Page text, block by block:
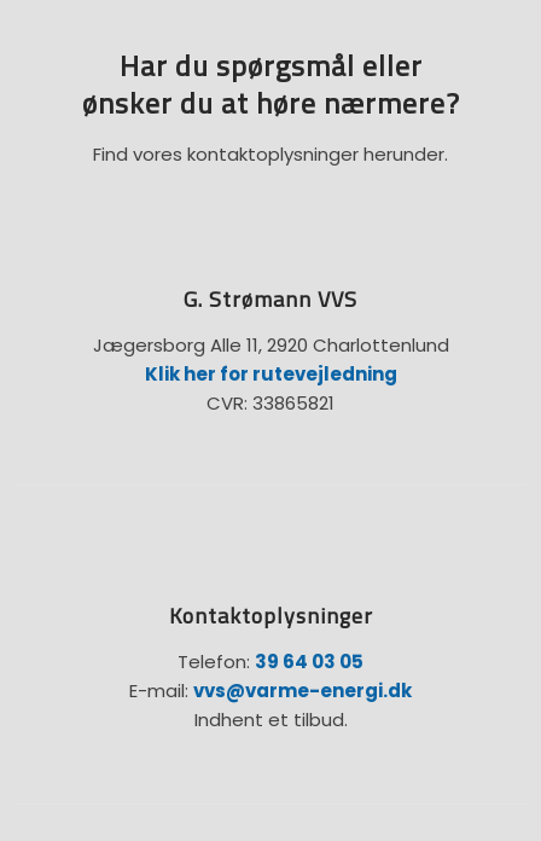
Har du spørgsmål eller
​ønsker du at høre nærmere?
Find vores kontaktoplysninger herunder.
G. Strømann VVS
Jægersborg Alle 11, 2920 Charlottenlund
Klik her for rutevejledning
CVR: 33865821
Kontaktoplysninger
Telefon: 39 64 03 05
E-mail: vvs@varme-energi.dk
Indhent et tilbud.